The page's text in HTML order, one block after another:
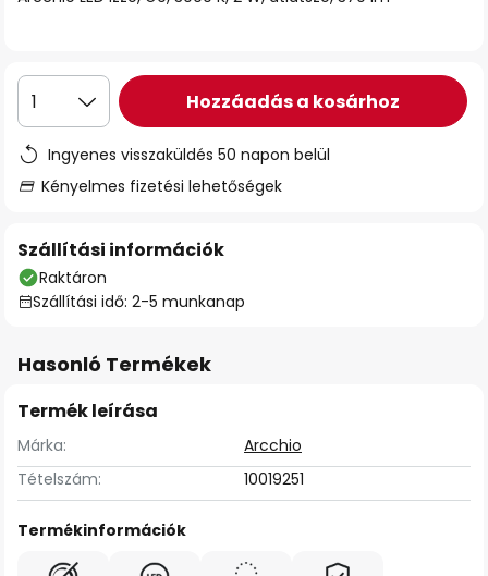
1 Hozzáadás a kosárhoz
Ingyenes visszaküldés 50 napon belül
Kényelmes fizetési lehetőségek
Szállítási információk
Raktáron
Szállítási idő: 2-5 munkanap
Hasonló Termékek
Termék leírása
Márka:
Arcchio
Tételszám:
10019251
Termékinformációk